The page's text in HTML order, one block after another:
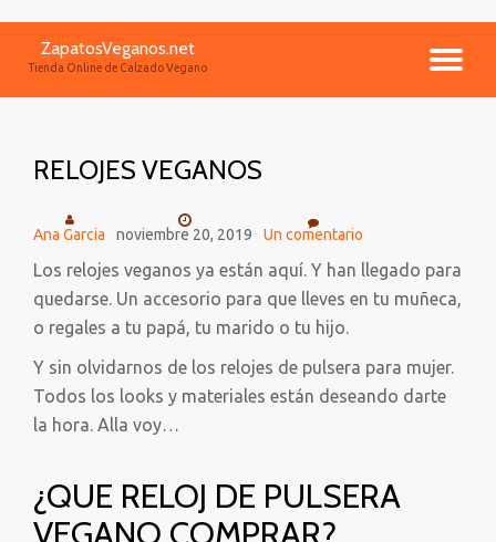
contenido
ZapatosVeganos.net
Tienda Online de Calzado Vegano
RELOJES VEGANOS
Ana Garcia noviembre 20, 2019 Un comentario
Los relojes veganos ya están aquí. Y han llegado para
quedarse. Un accesorio para que lleves en tu muñeca,
o regales a tu papá, tu marido o tu hijo.
Y sin olvidarnos de los relojes de pulsera para mujer.
Todos los looks y materiales están deseando darte
la hora. Alla voy…
¿QUE RELOJ DE PULSERA
VEGANO COMPRAR?